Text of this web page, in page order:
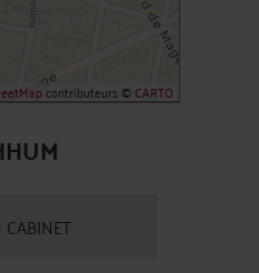
contributeurs ©CARTO
CABINET